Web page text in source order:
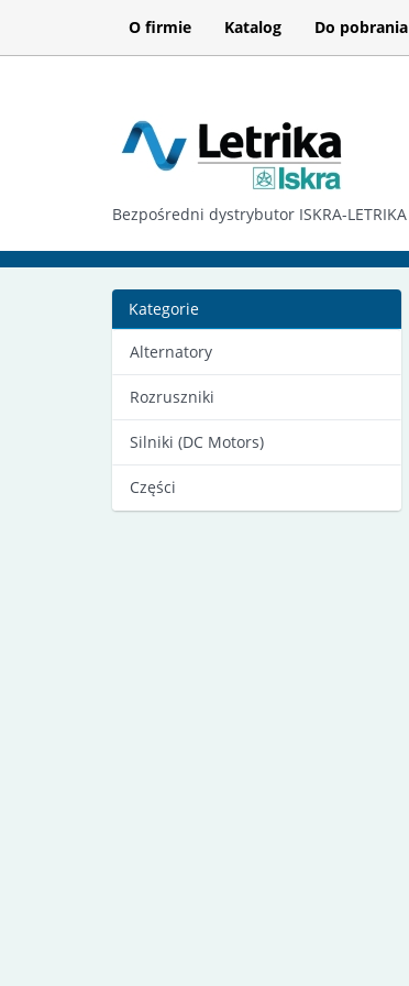
O firmie Katalog Do pobrania
Bezpośredni dystrybutor ISKRA-LETRIKA
Kategorie
Alternatory
Rozruszniki
Silniki (DC Motors)
Części